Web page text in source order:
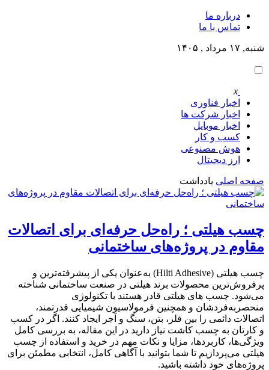
درباره ما
تماس با ما
شنبه, ۱۷ مرداد , ۱۴۰۵
x
اخبار فناوری
اخبار شرکت ها
اخبار موبایل
کسب و کار
هوش مصنوعی
ارز دیجیتال
صفحه اصلی یادداشت
چسب هیلتی ؛ راه‌حل حرفه‌ای برای اتصالات
مقاوم در پروژه‌های ساختمانی
چسب هیلتی (Hilti Adhesive) به‌عنوان یکی از پیشرفته‌ترین و
پرفروش‌ترین محصولات برند هیلتی در صنعت ساختمانی شناخته
می‌شود. چسب های هیلتی قادر هستند با تکنولوژی
منحصر‌به‌فردشان و همچنین فرمولاسیون شیمیایی قدرتمند،
اتصالات دائمی را بین فلز، بتن، سنگ و آجر ایجاد کنند. اگر در کسب
و کارتان به چسب کاشت نیاز دارید در این مقاله، به بررسی کامل
ویژگی‌ها، کاربردها، مزایا و نکات مهم در خرید و استفاده از چسب
هیلتی می‌پردازیم تا شما بتوانید با آگاهی کامل، انتخابی مطمئن برای
پروژه‌های خود داشته باشید.